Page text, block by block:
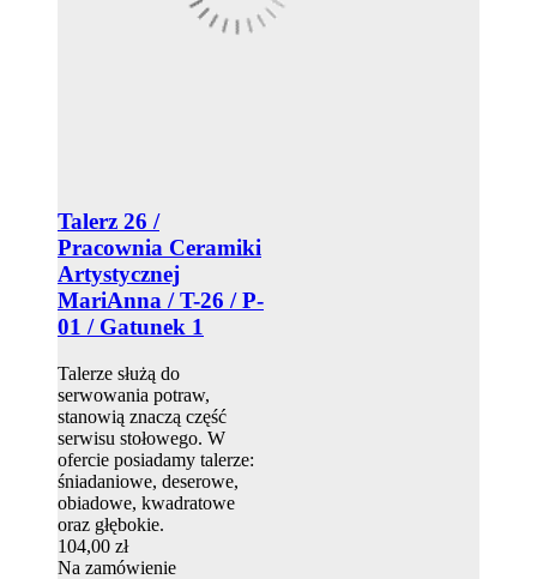
Talerz 26 /
Pracownia Ceramiki
Artystycznej
MariAnna / T-26 / P-
01 / Gatunek 1
Talerze służą do
serwowania potraw,
stanowią znaczą część
serwisu stołowego. W
ofercie posiadamy talerze:
śniadaniowe, deserowe,
obiadowe, kwadratowe
oraz głębokie.
104,00 zł
Na zamówienie